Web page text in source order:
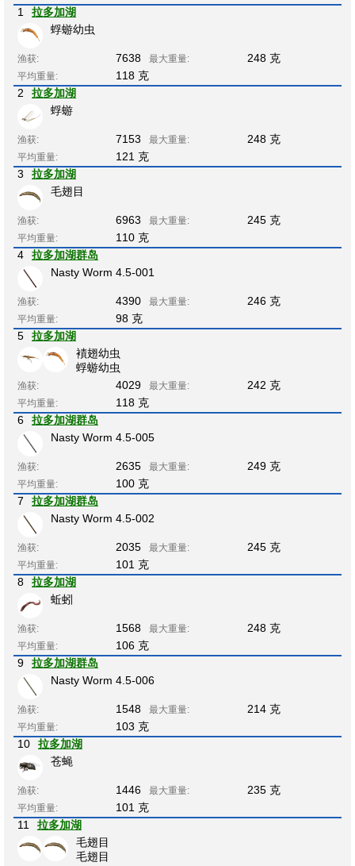
1
拉多加湖
蜉蝣幼虫
渔获: 7638 最大重量: 248 克
平均重量:
118 克
2
拉多加湖
蜉蝣
渔获: 7153 最大重量: 248 克
平均重量:
121 克
3
拉多加湖
毛翅目
渔获: 6963 最大重量: 245 克
平均重量:
110 克
4
拉多加湖群岛
Nasty Worm 4.5-001
渔获: 4390 最大重量: 246 克
平均重量:
98 克
5
拉多加湖
襀翅幼虫
蜉蝣幼虫
渔获: 4029 最大重量: 242 克
平均重量:
118 克
6
拉多加湖群岛
Nasty Worm 4.5-005
渔获: 2635 最大重量: 249 克
平均重量:
100 克
7
拉多加湖群岛
Nasty Worm 4.5-002
渔获: 2035 最大重量: 245 克
平均重量:
101 克
8
拉多加湖
蚯蚓
渔获: 1568 最大重量: 248 克
平均重量:
106 克
9
拉多加湖群岛
Nasty Worm 4.5-006
渔获: 1548 最大重量: 214 克
平均重量:
103 克
10
拉多加湖
苍蝇
渔获: 1446 最大重量: 235 克
平均重量:
101 克
11
拉多加湖
毛翅目
毛翅目